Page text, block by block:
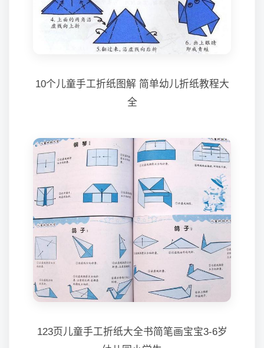
10个儿童手工折纸图解 简单幼儿折纸教程大
全
123页儿童手工折纸大全书简笔画宝宝3-6岁